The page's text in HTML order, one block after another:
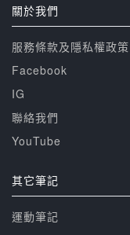
關於我們
服務條款及隱私權政策
Facebook
IG
聯絡我們
YouTube
其它筆記
運動筆記